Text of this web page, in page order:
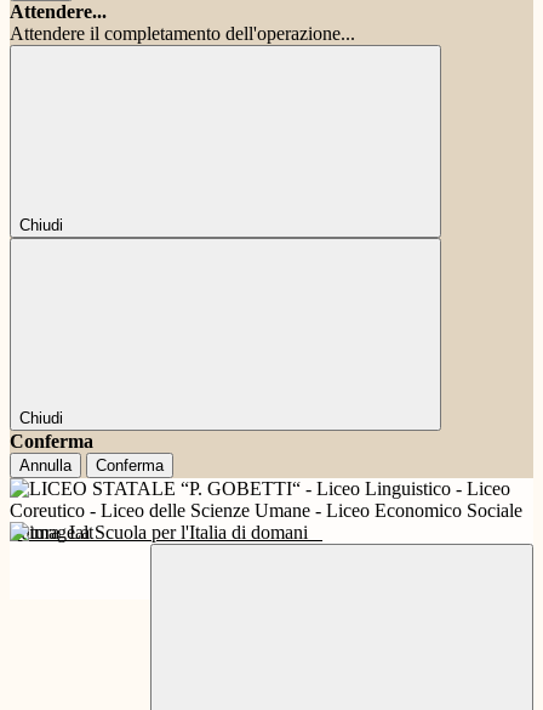
Attendere...
Attendere il completamento dell'operazione...
Chiudi
Chiudi
Conferma
Annulla Conferma
Futura La Scuola per l'Italia di domani